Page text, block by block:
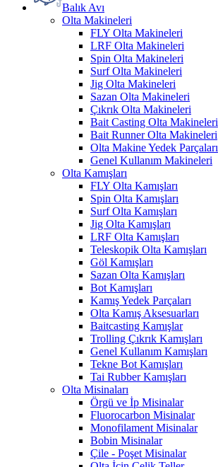
Balık Avı
Olta Makineleri
FLY Olta Makineleri
LRF Olta Makineleri
Spin Olta Makineleri
Surf Olta Makineleri
Jig Olta Makineleri
Sazan Olta Makineleri
Çıkrık Olta Makineleri
Bait Casting Olta Makineleri
Bait Runner Olta Makineleri
Olta Makine Yedek Parçaları
Genel Kullanım Makineleri
Olta Kamışları
FLY Olta Kamışları
Spin Olta Kamışları
Surf Olta Kamışları
Jig Olta Kamışları
LRF Olta Kamışları
Teleskopik Olta Kamışları
Göl Kamışları
Sazan Olta Kamışları
Bot Kamışları
Kamış Yedek Parçaları
Olta Kamış Aksesuarları
Baitcasting Kamışlar
Trolling Çıkrık Kamışları
Genel Kullanım Kamışları
Tekne Bot Kamışları
Tai Rubber Kamışları
Olta Misinaları
Örgü ve İp Misinalar
Fluorocarbon Misinalar
Monofilament Misinalar
Bobin Misinalar
Çile - Poşet Misinalar